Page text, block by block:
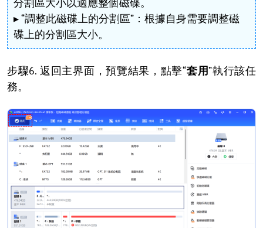
▸ “調整此磁碟上的分割區”：根據自身需要調整磁
碟上的分割區大小。
步驟6. 返回主界面，預覽結果，點擊“套用”執行該任
務。